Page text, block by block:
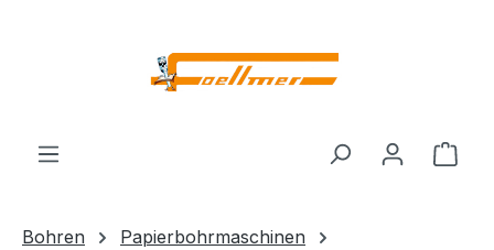
Bohren
Papierbohrmaschinen